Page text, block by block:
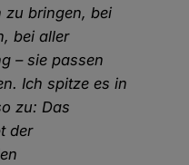
zu bringen, bei
bei aller
– sie passen
Ich spitze es in
zu: Das
der